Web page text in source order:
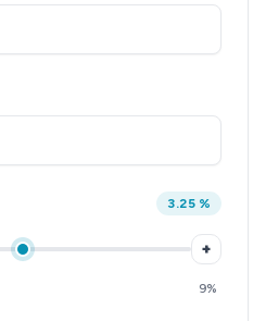
3.25 %
+
9%